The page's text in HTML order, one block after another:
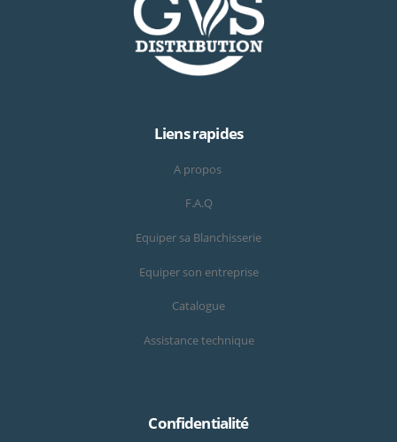
Liens rapides
A propos
F.A.Q
Equiper sa Blanchisserie
Equiper son entreprise
Catalogue
Assistance technique
Confidentialité